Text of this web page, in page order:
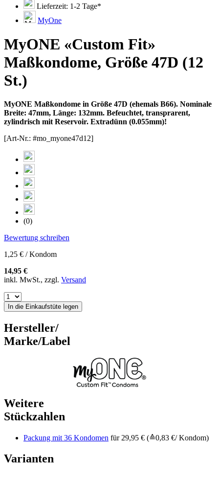
Lieferzeit: 1-2 Tage*
MyOne
MyONE «Custom Fit»
Maßkondome, Größe 47D (12
St.)
MyONE Maßkondome in Größe 47D (ehemals B66). Nominale
Breite: 47mm, Länge: 132mm. Befeuchtet, transprarent,
zylindrisch mit Reservoir. Extradünn (0.055mm)!
[Art-Nr.: #mo_myone47d12]
(0)
Bewertung schreiben
1,25 € / Kondom
14,95 €
inkl. MwSt., zzgl. Versand
In die Einkaufstüte legen
Hersteller/
Marke/Label
Weitere
Stückzahlen
Packung mit 36 Kondomen für 29,95 € (≙0,83 €/ Kondom)
Varianten